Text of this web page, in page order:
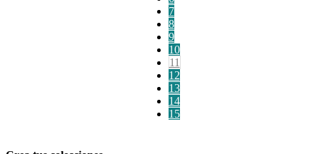
7
8
9
10
11
12
13
14
15